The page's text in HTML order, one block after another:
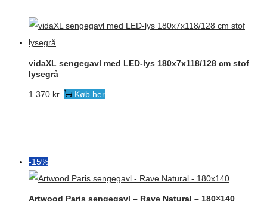
vidaXL sengegavl med LED-lys 180x7x118/128 cm stof
lysegrå
1.370 kr. Køb her
-15%
Artwood Paris sengegavl – Rave Natural – 180×140